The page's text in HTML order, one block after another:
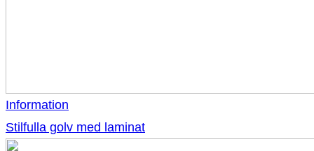
Information
Stilfulla golv med laminat